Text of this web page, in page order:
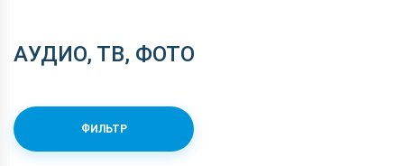
АУДИО, ТВ, ФОТО
ФИЛЬТР